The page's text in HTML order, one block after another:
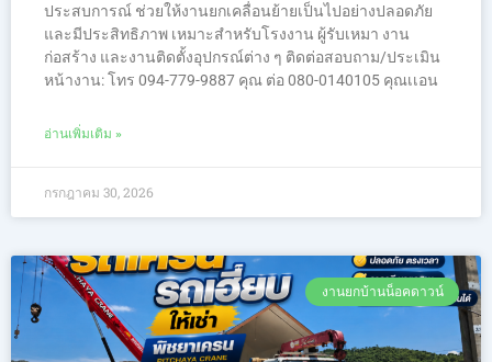
ประสบการณ์ ช่วยให้งานยกเคลื่อนย้ายเป็นไปอย่างปลอดภัย
และมีประสิทธิภาพ เหมาะสำหรับโรงงาน ผู้รับเหมา งาน
ก่อสร้าง และงานติดตั้งอุปกรณ์ต่าง ๆ ติดต่อสอบถาม/ประเมิน
หน้างาน: โทร 094-779-9887 คุณ ต่อ 080-0140105 คุณเเอน
อ่านเพิ่มเติม »
กรกฎาคม 30, 2026
งานยกบ้านน็อคดาวน์